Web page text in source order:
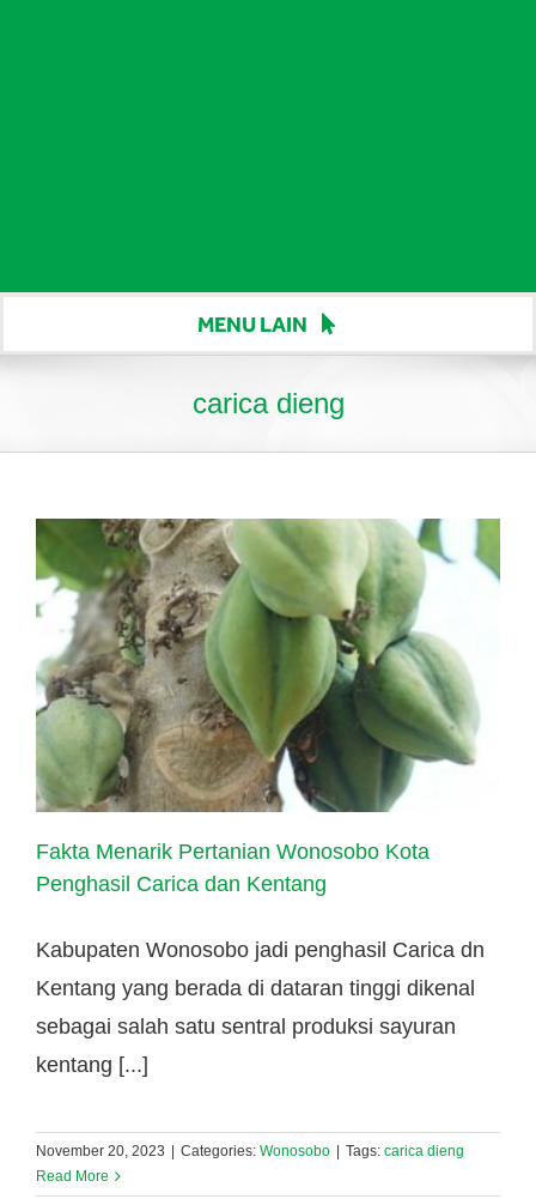
MENU LAIN
Hubungi Kami
Tentang Kami
Daftar Agen
carica dieng
Fakta Menarik Pertanian Wonosobo Kota
Penghasil Carica dan Kentang
Kabupaten Wonosobo jadi penghasil Carica dn
Kentang yang berada di dataran tinggi dikenal
sebagai salah satu sentral produksi sayuran
kentang [...]
November 20, 2023 | Categories: Wonosobo | Tags: carica dieng
Read More